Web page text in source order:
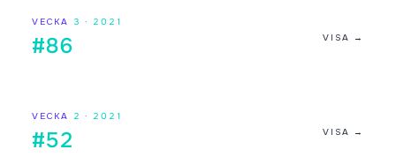
VECKA 3 · 2021
#86 VISA →
VECKA 2 · 2021
#52 VISA →